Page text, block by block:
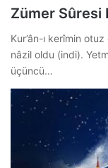
Zümer Sûresi
Kur’ân-ı kerîmin
nâzil oldu (indi).
üçüncü…